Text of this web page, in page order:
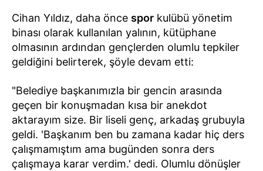
Cihan Yıldız, daha önce spor kulübü yönetim
binası olarak kullanılan yalının, kütüphane
olmasının ardından gençlerden olumlu tepkiler
geldiğini belirterek, şöyle devam etti:
"Belediye başkanımızla bir gencin arasında
geçen bir konuşmadan kısa bir anekdot
aktarayım size. Bir liseli genç, arkadaş grubuyla
geldi. 'Başkanım ben bu zamana kadar hiç ders
çalışmamıştım ama bugünden sonra ders
çalışmaya karar verdim.' dedi. Olumlu dönüşler